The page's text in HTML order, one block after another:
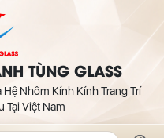
TÙNG GLASS
Hệ Nhôm Kính Kính Trang Trí
Tại Việt Nam